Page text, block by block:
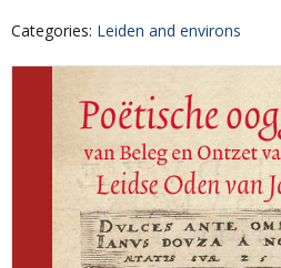
Categories: Leiden and environs